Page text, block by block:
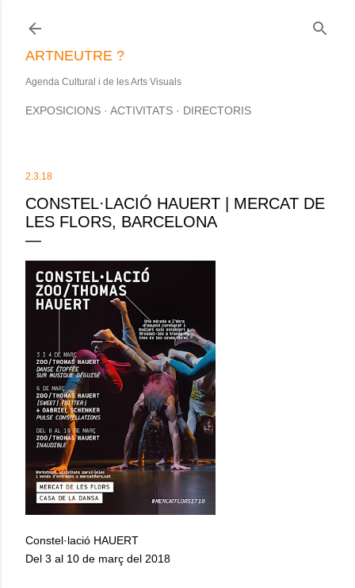
ARTNEUTRE ?
Agenda Cultural i de les Arts Visuals
EXPOSICIONS ACTIVITATS DIRECTORIS
2.3.18
CONSTEL·LACIÓ HAUERT | MERCAT DE
LES FLORS, BARCELONA
Constel·lació HAUERT
Del 3 al 10 de març del 2018